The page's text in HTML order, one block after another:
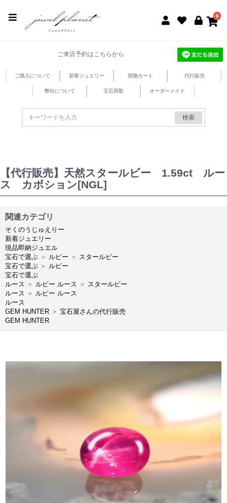
0
ご来店予約はこちらから
ご購入について 新着ジュエリー 買物カート 代行販売
弊社について 宝石買取 オーダーメイド
検索
【代行販売】天然スタールビー 1.59ct ルー
ス カボション[NGL]
関連カテゴリ
そくのうじゅえりー
新着ジュエリー
現品即納ジュエル
宝石で選ぶ ＞ ルビー ＞ スタールビー
宝石で選ぶ ＞ ルビー
宝石で選ぶ
ルース ＞ ルビー ルース ＞ スタールビー
ルース ＞ ルビー ルース
ルース
GEM HUNTER ＞ 宝石屋さんの代行販売
GEM HUNTER